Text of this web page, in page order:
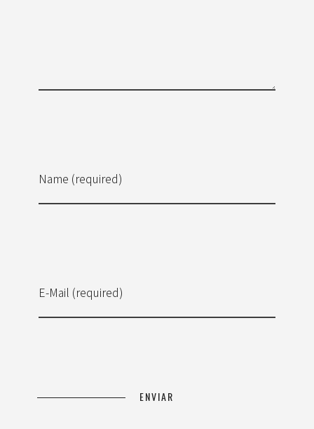
Name (required)
E-Mail (required)